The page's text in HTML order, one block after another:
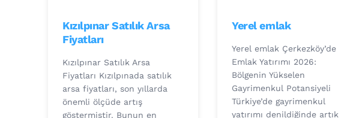
Kızılpınar Satılık Arsa
Fiyatları
Kızılpınar Satılık Arsa
Fiyatları Kızılpınada satılık
arsa fiyatları, son yıllarda
önemli ölçüde artış
göstermiştir. Bunun en
Yerel emlak
Yerel emlak Çerkezköy’de
Emlak Yatırımı 2026:
Bölgenin Yükselen
Gayrimenkul Potansiyeli
Türkiye’de gayrimenkul
yatırımı denildiğinde artık